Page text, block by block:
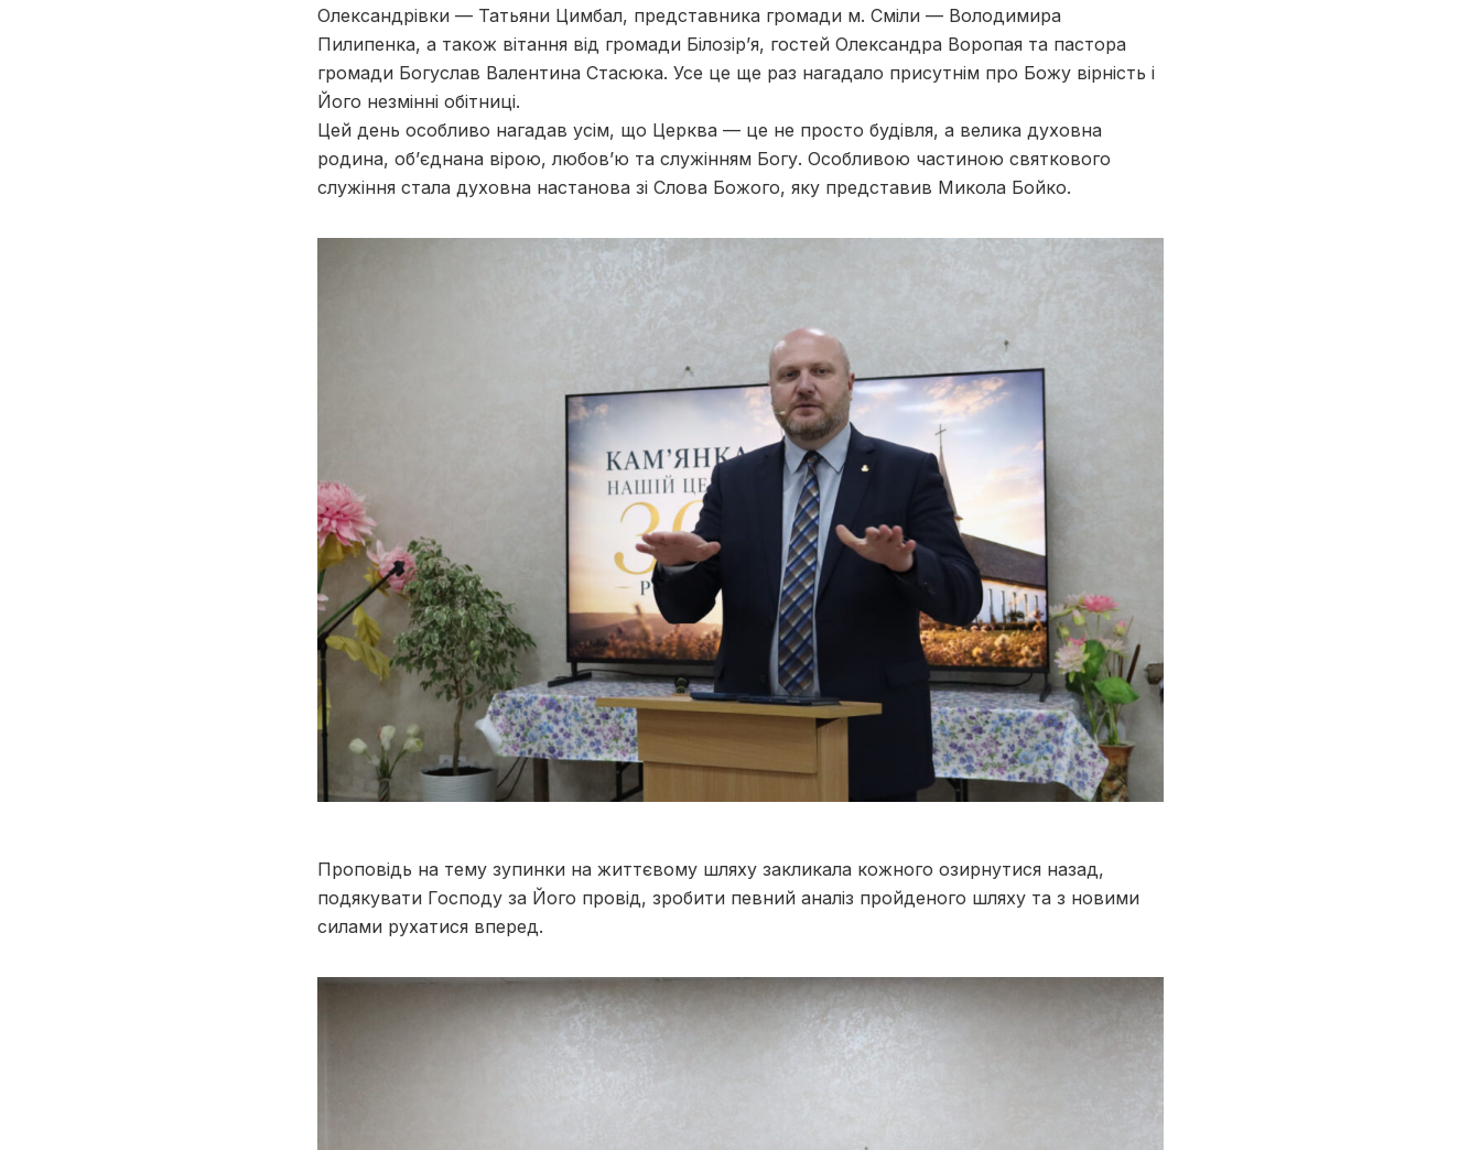
Олександрівки — Татьяни Цимбал, представника громади м. Сміли — Володимира
Пилипенка, а також вітання від громади Білозір’я, гостей Олександра Воропая та пастора
громади Богуслав Валентина Стасюка. Усе це ще раз нагадало присутнім про Божу вірність і
Його незмінні обітниці.
Цей день особливо нагадав усім, що Церква — це не просто будівля, а велика духовна
родина, об’єднана вірою, любов’ю та служінням Богу. Особливою частиною святкового
служіння стала духовна настанова зі Слова Божого, яку представив Микола Бойко.
Проповідь на тему зупинки на життєвому шляху закликала кожного озирнутися назад,
подякувати Господу за Його провід, зробити певний аналіз пройденого шляху та з новими
силами рухатися вперед.